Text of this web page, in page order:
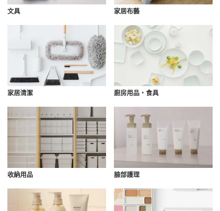
文具 家居布藝
家居清潔 廚房用品・食具
收納用品 臉部護理